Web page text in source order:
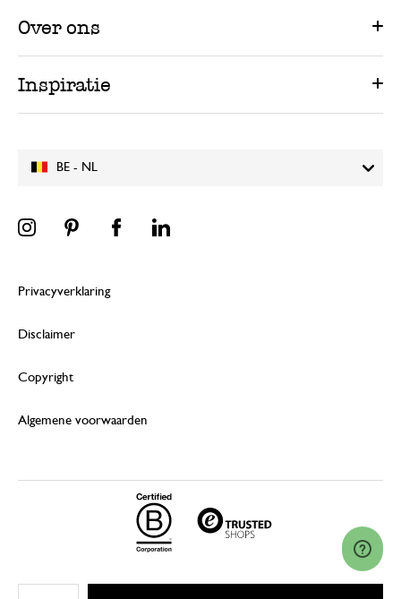
BE - NL
Over ons
Inspiratie
Privacyverklaring
Disclaimer
Copyright
Algemene voorwaarden
© 2026 Dille & Kamille (Nederland) B.V.